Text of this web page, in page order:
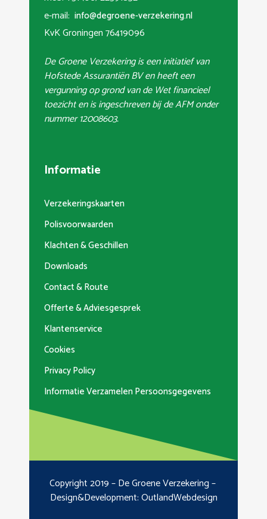
e-mail: info@degroene-verzekering.nl
KvK Groningen 76419096
De Groene Verzekering is een initiatief van
Hofstede Assurantiën BV en heeft een
vergunning op grond van de Wet financieel
toezicht en is ingeschreven bij de AFM onder
nummer 12008603.
Informatie
Verzekeringskaarten
Polisvoorwaarden
Klachten & Geschillen
Downloads
Contact & Route
Offerte & Adviesgesprek
Klantenservice
Cookies
Privacy Policy
Informatie Verzamelen Persoonsgegevens
Copyright 2019 – De Groene Verzekering –
Design&Development:OutlandWebdesign